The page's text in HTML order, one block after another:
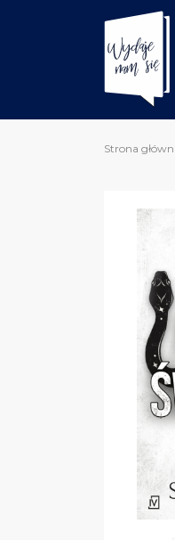
Strona